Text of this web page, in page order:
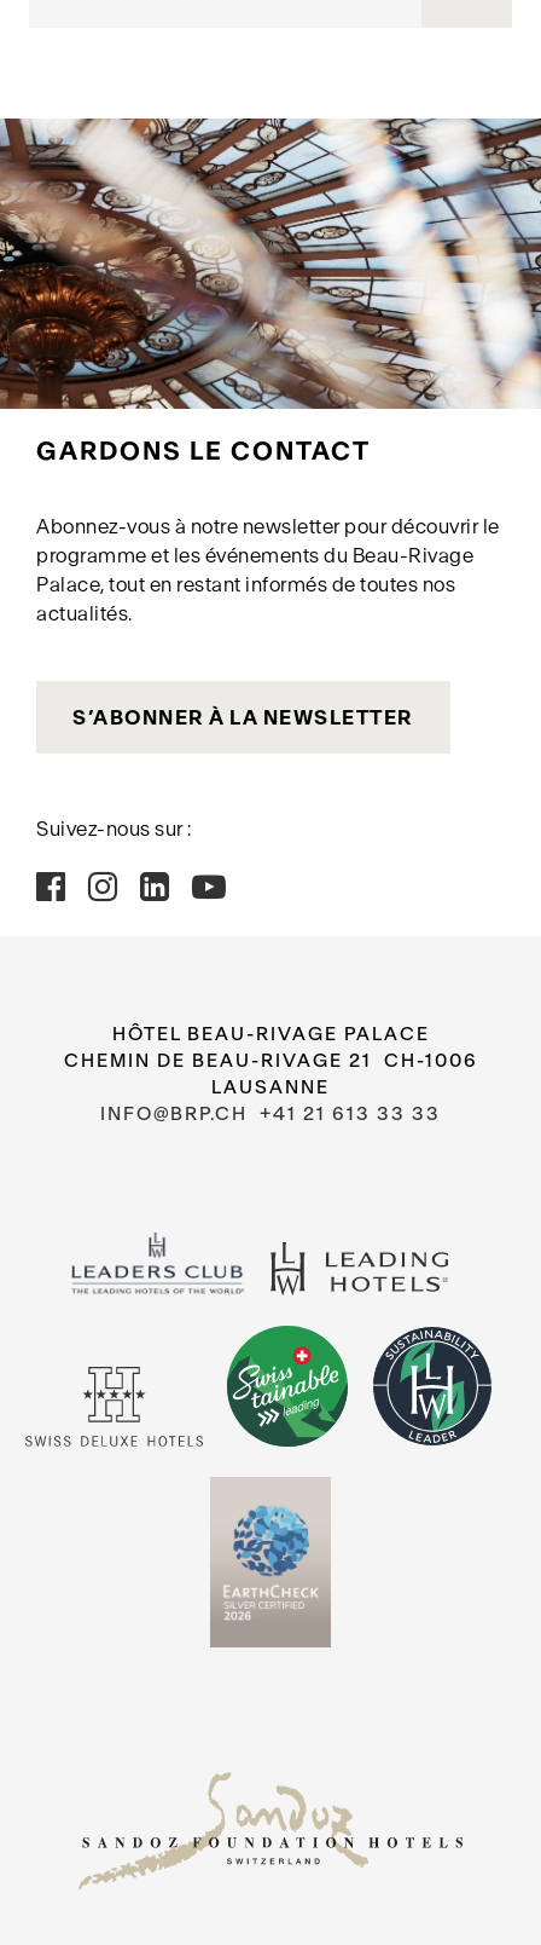
GARDONS LE CONTACT
Abonnez-vous à notre newsletter pour découvrir le
programme et les événements du Beau-Rivage
Palace, tout en restant informés de toutes nos
actualités.
S’ABONNER À LA NEWSLETTER
Suivez-nous sur :
HÔTEL BEAU-RIVAGE PALACE
CHEMIN DE BEAU-RIVAGE 21 CH-1006
LAUSANNE
INFO@BRP.CH
+41 21 613 33 33